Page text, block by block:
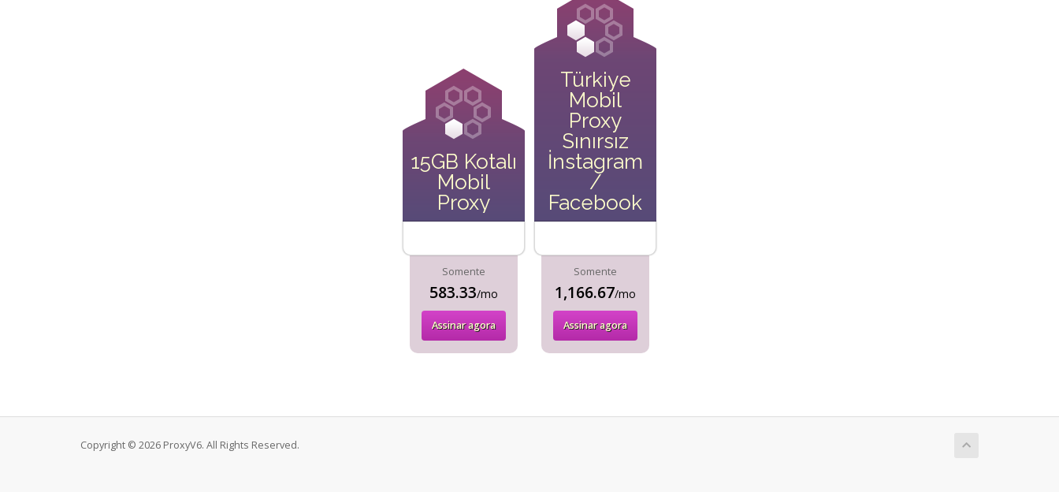
15GB Kotalı
Mobil
Proxy
Somente
583.33/mo
Assinar agora
Türkiye
Mobil
Proxy
Sınırsız
İnstagram
/
Facebook
Somente
1,166.67/mo
Assinar agora
Copyright © 2026 ProxyV6. All Rights Reserved.